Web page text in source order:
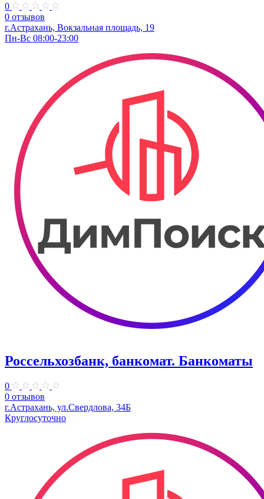
0
0 отзывов
г.Астрахань, Вокзальная площадь, 19
Пн-Вс 08:00-23:00
Россельхозбанк, банкомат. Банкоматы
0
0 отзывов
г.Астрахань, ул.Свердлова, 34Б
Круглосуточно